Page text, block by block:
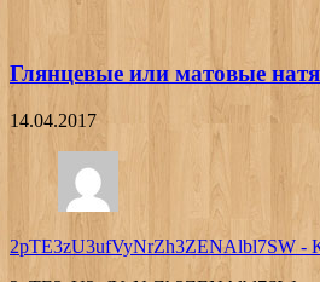
Глянцевые или матовые
14.04.2017
2pTE3zU3ufVyNrZh3ZENAlbl7SW -